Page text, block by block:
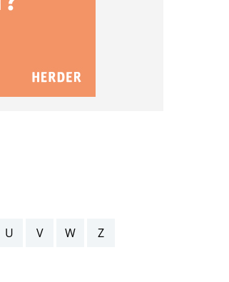
U V W Z